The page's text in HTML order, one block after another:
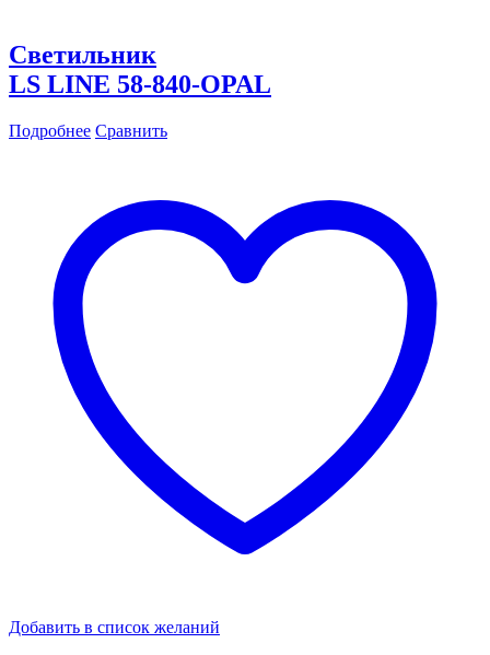
Светильник
LS LINE 58-840-OPAL
Подробнее Сравнить
Добавить в список желаний